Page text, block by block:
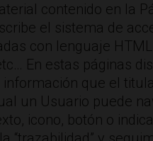
contenido en la
el sistema de
con lenguaje
En estas páginas
que el
un Usuario puede
icono, botón o